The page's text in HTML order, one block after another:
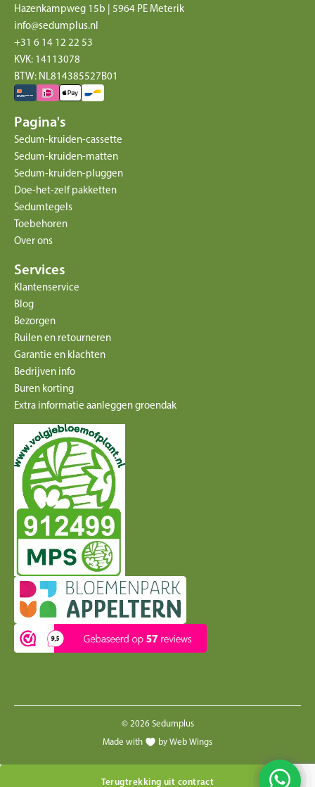
Hazenkampweg 15b | 5964 PE Meterik
info@sedumplus.nl
+31 6 14 12 22 53
KVK: 14113078
BTW: NL814385527B01
Pagina's
Sedum-kruiden-cassette
Sedum-kruiden-matten
Sedum-kruiden-pluggen
Doe-het-zelf pakketten
Sedumtegels
Toebehoren
Over ons
Services
Klantenservice
Blog
Bezorgen
Ruilen en retourneren
Garantie en klachten
Bedrijven info
Buren korting
Extra informatie aanleggen groendak
© 2026 Sedumplus
Made with
by Web Wings
Terugtrekking uit contract